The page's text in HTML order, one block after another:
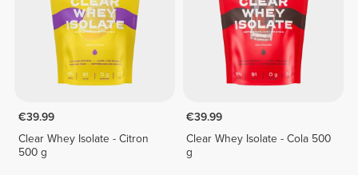
€39.99
Clear Whey Isolate - Citron
500 g
€39.99
Clear Whey Isolate - Cola 500
g